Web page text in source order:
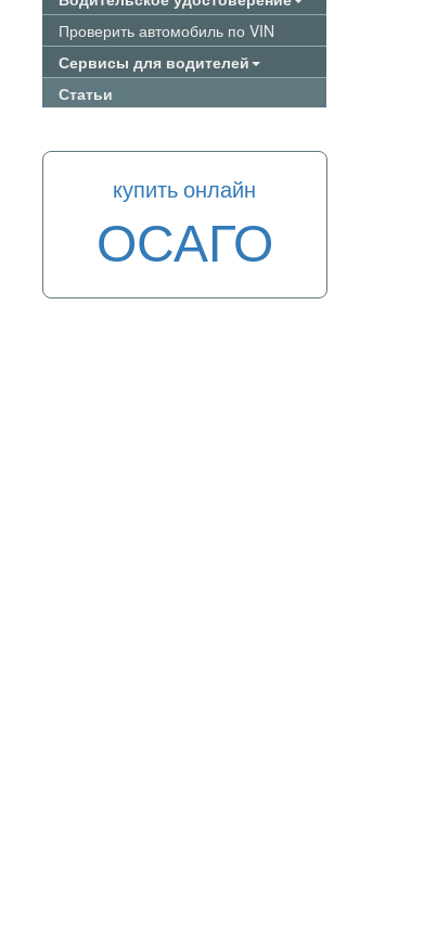
Проверить автомобиль по VIN
Сервисы для водителей
Статьи
купить онлайн
ОСАГО